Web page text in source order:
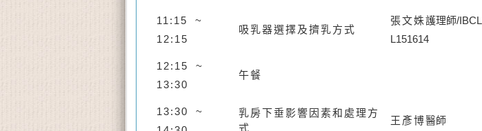
11:15 ~
12:15
吸乳器選擇及擠乳方式
張文姝護理師/
L151614
12:15 ~
13:30
午餐
13:30 ~
乳房下垂影響因素和處理方
式
王彥博醫師